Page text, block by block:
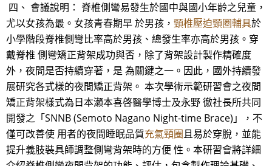
四、 會議說明： 脊椎側彎易發生於國中與國小年齡之兒童，
尤以女孩為最。女孩青春期早 於男孩， 頸椎壓迫頸圈輔具於
小學階段脊椎側彎比率高於男孩、總發生率亦高於男孩。穿
戴脊椎 側彎矯正背架成功與否，除了背架設計製作精確度
外，夜間是否持續穿著，是 為關鍵之一。因此，國外持續發
展研究各式樣的夜間矯正背架。 本次學術示範研習會之夜間
矯正背架樣式為日本瀨本喜啓醫學博士及永野 徹社長所共同
開發之「SNNB (Semoto Nagano Night-time Brace)」，不
僅可改善使 用者的夜間睡眠品質充氣頸圈且易於穿脫，並能
提升義肢裝具師調整側彎背架時的方便 性。本研習會將詳細